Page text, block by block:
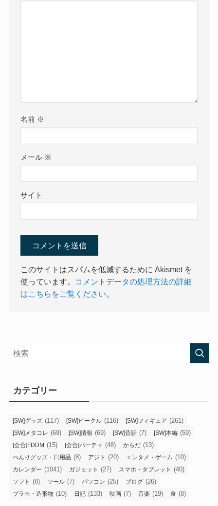
名前 ※
メール ※
サイト
このサイトはスパムを低減するために Akismet を
使っています。
コメントデータの処理方法の詳細
はこちらをご覧ください。
カテゴリー
[SW]グッズ (117) [SW]ビークル (116) [SW]フィギュア (261)
[SW]メタコレ (69) [SW]情報 (69) [SW]昔話 (7) [SW]本編 (59)
[会合]FDDM (15) [会合]パーティ (48) からだ (13)
べんりグッズ・日用品 (8) アジト (20) エンタメ・ゲーム (10)
カレンダー (1041) ガジェット (27) スマホ・タブレット (40)
ソフト (8) ツール (7) パソコン (25) ブログ (26)
プラモ・造形物 (10) 日記 (133) 映画 (7) 音楽 (19) 食 (8)